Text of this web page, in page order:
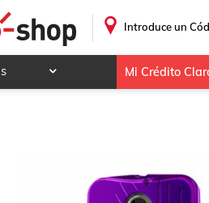
Introduce un
Mi Crédito
Circuit TPU Funda por